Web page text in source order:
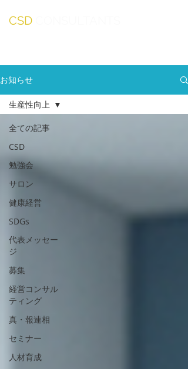
CSD
お知らせ
全ての記事
CSD
勉強会
サロン
健康経営
SDGs
代表メッセー
ジ
募集
経営コンサル
ティング
真・報連相
セミナー
人材育成
生産性向上